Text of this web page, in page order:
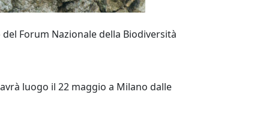
Forum Nazionale della Biodiversità
luogo il 22 maggio a Milano dalle